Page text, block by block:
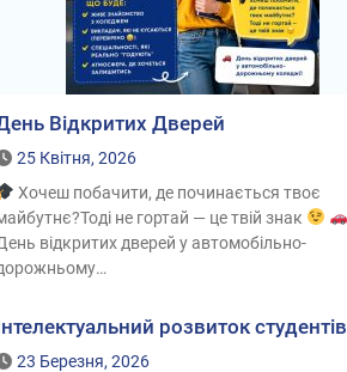
Відкритих Дверей
25 Квітня, 2026
Хочеш побачити, де починається твоє
не гортай — це твій знак
відкритих дверей у автомобільно-
розвиток студентів
23 Березня, 2026